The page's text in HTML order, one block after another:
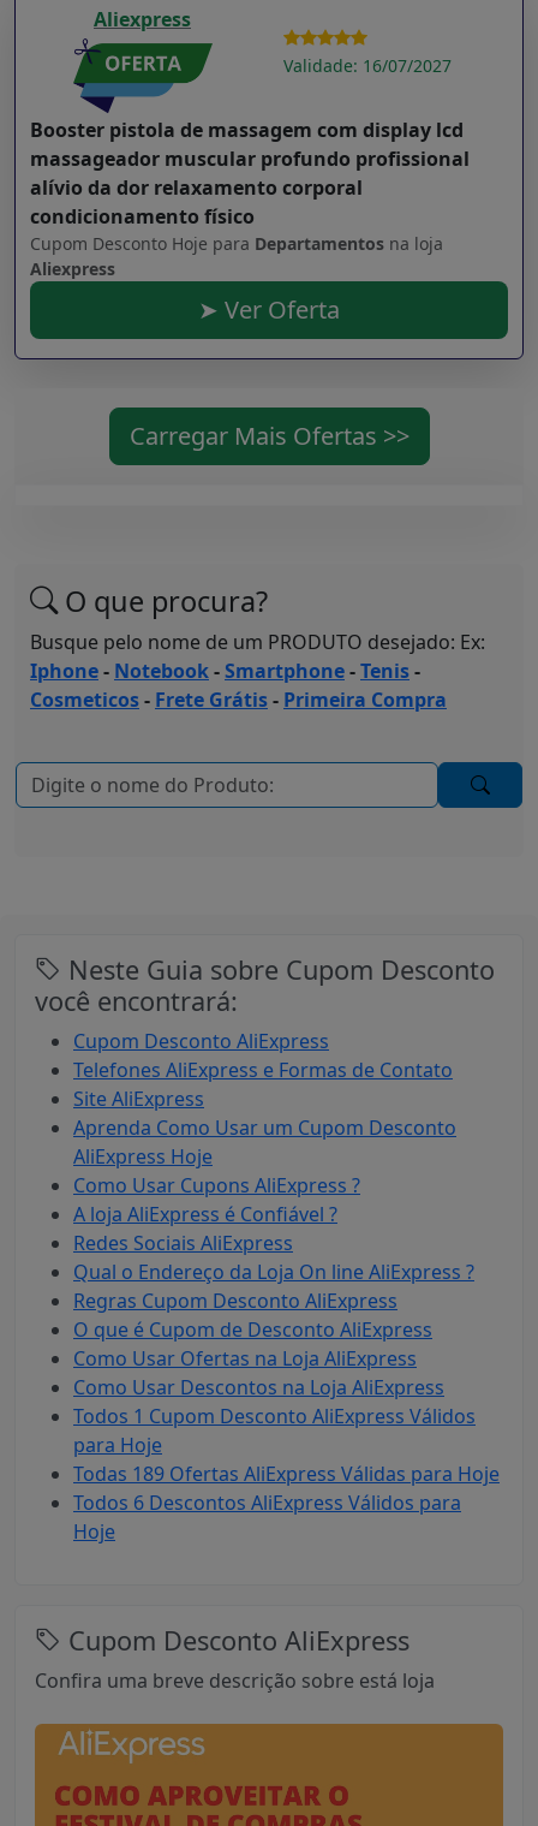
Aliexpress
Validade: 16/07/2027
Booster pistola de massagem com display lcd
massageador muscular profundo profissional
alívio da dor relaxamento corporal
condicionamento físico
Cupom Desconto Hoje para Departamentos na loja
Aliexpress
➤ Ver Oferta
Carregar Mais Ofertas >>
O que procura?
Busque pelo nome de um PRODUTO desejado: Ex:
Iphone- Notebook-Smartphone-Tenis-
Cosmeticos- Frete Grátis- Primeira Compra
Neste Guia sobre Cupom Desconto
você encontrará:
Cupom Desconto AliExpress
Telefones AliExpress e Formas de Contato
Site AliExpress
Aprenda Como Usar um Cupom Desconto
AliExpress Hoje
Como Usar Cupons AliExpress ?
A loja AliExpress é Confiável ?
Redes Sociais AliExpress
Qual o Endereço da Loja On line AliExpress ?
Regras Cupom Desconto AliExpress
O que é Cupom de Desconto AliExpress
Como Usar Ofertas na Loja AliExpress
Como Usar Descontos na Loja AliExpress
Todos 1 Cupom Desconto AliExpress Válidos
para Hoje
Todas 189 Ofertas AliExpress Válidas para Hoje
Todos 6 Descontos AliExpress Válidos para
Hoje
Cupom Desconto AliExpress
Confira uma breve descrição sobre está loja